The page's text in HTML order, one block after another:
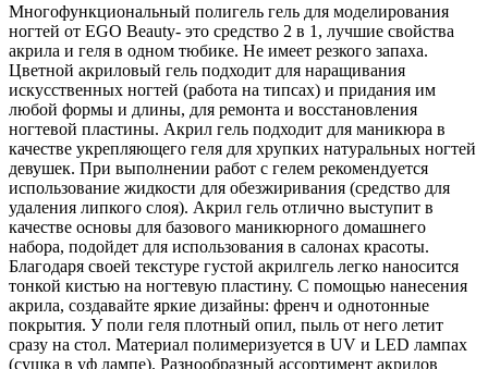
Многофункциональный полигель гель для моделирования
ногтей от EGO Beauty- это средство 2 в 1, лучшие свойства
акрила и геля в одном тюбике. Не имеет резкого запаха.
Цветной акриловый гель подходит для наращивания
искусственных ногтей (работа на типсах) и придания им
любой формы и длины, для ремонта и восстановления
ногтевой пластины. Акрил гель подходит для маникюра в
качестве укрепляющего геля для хрупких натуральных ногтей
девушек. При выполнении работ с гелем рекомендуется
использование жидкости для обезжиривания (средство для
удаления липкого слоя). Акрил гель отлично выступит в
качестве основы для базового маникюрного домашнего
набора, подойдет для использования в салонах красоты.
Благодаря своей текстуре густой акрилгель легко наносится
тонкой кистью на ногтевую пластину. С помощью нанесения
акрила, создавайте яркие дизайны: френч и однотонные
покрытия. У поли геля плотный опил, пыль от него летит
сразу на стол. Материал полимеризуется в UV и LED лампах
(сушка в уф лампе). Разнообразный ассортимент акрилов